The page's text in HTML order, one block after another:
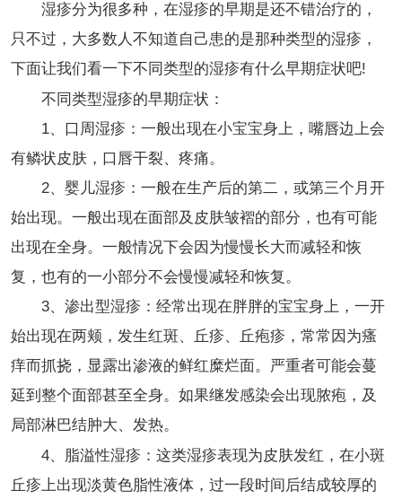
湿疹分为很多种，在湿疹的早期是还不错治疗的，
只不过，大多数人不知道自己患的是那种类型的湿疹，
下面让我们看一下不同类型的湿疹有什么早期症状吧!
不同类型湿疹的早期症状：
1、口周湿疹：一般出现在小宝宝身上，嘴唇边上会
有鳞状皮肤，口唇干裂、疼痛。
2、婴儿湿疹：一般在生产后的第二，或第三个月开
始出现。一般出现在面部及皮肤皱褶的部分，也有可能
出现在全身。一般情况下会因为慢慢长大而减轻和恢
复，也有的一小部分不会慢慢减轻和恢复。
3、渗出型湿疹：经常出现在胖胖的宝宝身上，一开
始出现在两颊，发生红斑、丘疹、丘疱疹，常常因为瘙
痒而抓挠，显露出渗液的鲜红糜烂面。严重者可能会蔓
延到整个面部甚至全身。如果继发感染会出现脓疱，及
局部淋巴结肿大、发热。
4、脂溢性湿疹：这类湿疹表现为皮肤发红，在小斑
丘疹上出现淡黄色脂性液体，过一段时间后结成较厚的